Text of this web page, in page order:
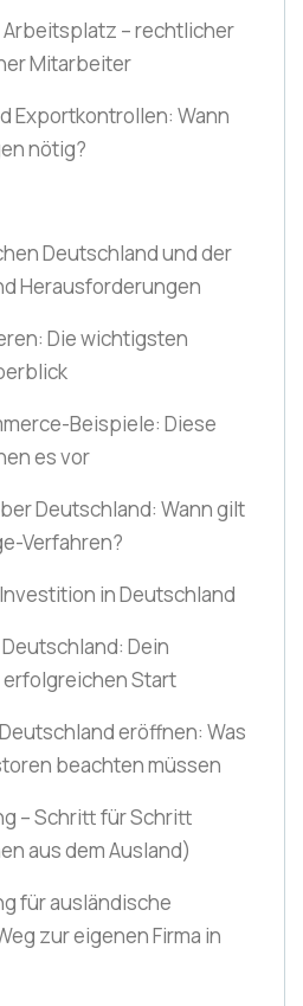
Arbeitsplatz – rechtlicher
Mitarbeiter
Exportkontrollen: Wann
nötig?
Deutschland und der
Herausforderungen
Die wichtigsten
Beispiele: Diese
es vor
Deutschland: Wann gilt
Verfahren?
in Deutschland
Dein
Start
eröffnen: Was
beachten müssen
– Schritt für Schritt
aus dem Ausland)
für ausländische
zur eigenen Firma in